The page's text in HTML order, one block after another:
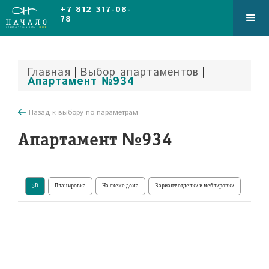
+7 812 317-08-
78
Главная | Выбор апартаментов |
Апартамент №934
Назад к выбору по параметрам
Апартамент №934
3D Планировка На схеме дома Вариант отделки и меблировки